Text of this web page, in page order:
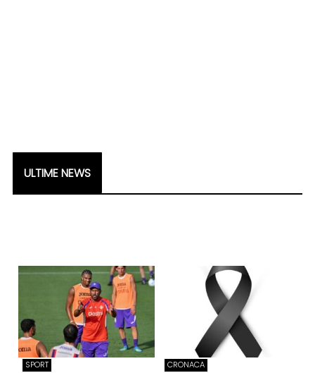
ULTIME NEWS
SPORT CRONACA